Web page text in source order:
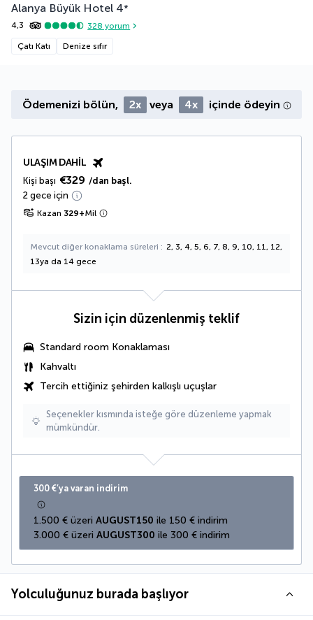
Alanya Büyük Hotel 4*
4,3 328 yorum
Çatı Katı Denize sıfır
Ödemenizi bölün, 2x veya 4x içinde ödeyin
ULAŞIM DAHIL
Kişi başı €329 /dan başl.
2 gece için
Kazan 329+Mil
Mevcut diğer konaklama süreleri
2, 3, 4, 5, 6, 7, 8, 9, 10, 11, 12,
13ya da 14 gece
Sizin için düzenlenmiş teklif
Standard room Konaklaması
Kahvaltı
Tercih ettiğiniz şehirden kalkışlı uçuşlar
Seçenekler kısmında isteğe göre düzenleme yapmak
mümkündür.
300 €’ya varan indirim
1.500 € üzeri AUGUST150 ile 150 € indirim
3.000 € üzeri AUGUST300 ile 300 € indirim
Yolculuğunuz burada başlıyor